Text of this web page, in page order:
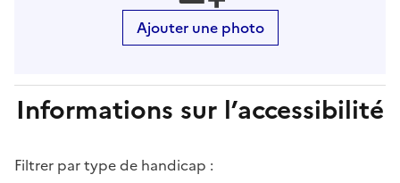
Ajouter une photo
Informations sur l’accessibilité
Filtrer par type de handicap :